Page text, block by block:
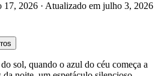
17, 2026 · Atualizado em julho 3, 2026
sol, quando o azul do céu começa a